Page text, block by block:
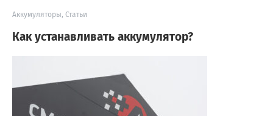
Аккумуляторы, Статьи
Как устанавливать аккумулятор?